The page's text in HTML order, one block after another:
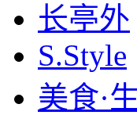
长亭外
S.Style
美食·